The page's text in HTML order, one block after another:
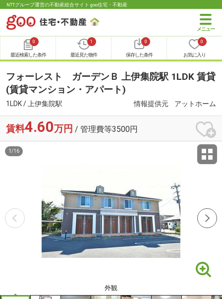
NTTグループ運営の不動産総合サイト goo住宅・不動産
0
最近検索した条件
1
最近見た物件
0
保存した条件
0
お気に入り
フォーレスト ガーデンＢ 上伊集院駅 1LDK 賃貸
(賃貸マンション・アパート)
1LDK / 上伊集院駅 情報提供元 アットホーム
賃料4.60万円 / 管理費等3500円
外観
1 /16